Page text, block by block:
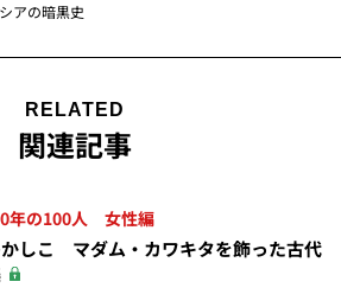
アの暗黒史
RELATED
関連記事
年の100人 女性編
しこ マダム・カワキタを飾った古代